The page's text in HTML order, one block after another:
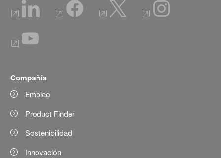
Compañía
Empleo
Product Finder
Sostenibilidad
Innovación